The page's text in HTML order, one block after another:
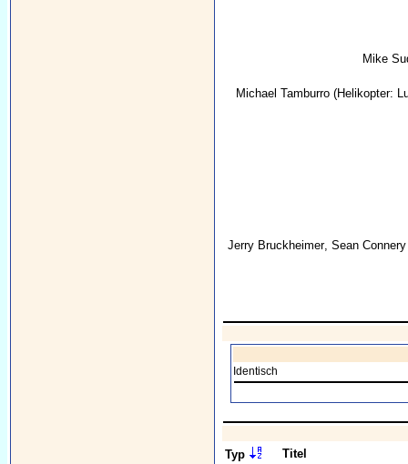
Mike
Michael Tamburro (Helikopter:
Jerry Bruckheimer, Sean Connery
Identisch
Typ
Titel